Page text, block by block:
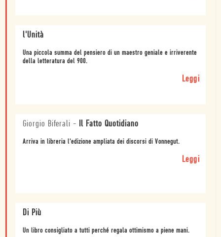
l'Unità
Una piccola summa del pensiero di un maestro geniale e irriverente
della letteratura del 900.
Leggi
Giorgio Biferali - Il Fatto Quotidiano
Arriva in libreria l'edizione ampliata dei discorsi di Vonnegut.
Leggi
Di Più
Un libro consigliato a tutti perché regala ottimismo a piene mani.